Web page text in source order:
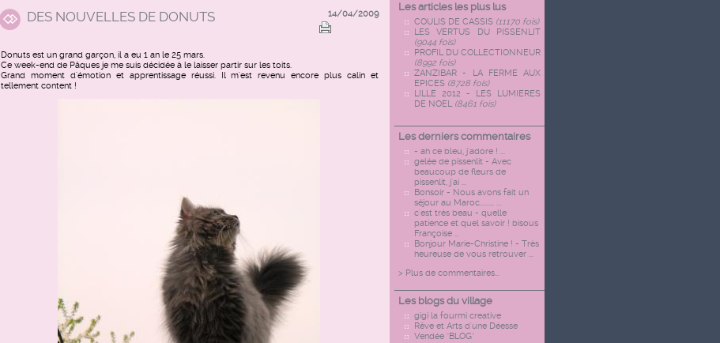
Les articles les plus lus
COULIS DE CASSIS (11170 fois)
LES VERTUS DU PISSENLIT
(9044 fois)
PROFIL DU COLLECTIONNEUR
(8992 fois)
ZANZIBAR - LA FERME AUX
EPICES (8728 fois)
LILLE 2012 - LES LUMIERES
DE NOEL (8461 fois)
Les derniers commentaires
- ah ce bleu, j'adore ! ...
gelée de pissenlit - Avec
beaucoup de fleurs de
pissenlit, j'ai ...
Bonsoir - Nous avons fait un
séjour au Maroc......... ...
c'est très beau - quelle
patience et quel savoir ! bisous
Françoise ...
Bonjour Marie-Christine ! - Très
heureuse de vous retrouver ...
> Plus de commentaires...
Les blogs du village
gigi la fourmi creative
Rêve et Arts d'une Déesse
Vendée "BLOG"
DES NOUVELLES DE DONUTS 14/04/2009
Donuts est un grand garçon, il a eu 1 an le 25 mars.
Ce week-end de Pâques je me suis décidée à le laisser partir sur les toits.
Grand moment d'émotion et apprentissage réussi. Il m'est revenu encore plus calin et
tellement content !